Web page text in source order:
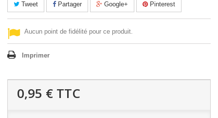
Tweet Partager Google+ Pinterest
Aucun point de fidélité pour ce produit.
Imprimer
0,95 € TTC